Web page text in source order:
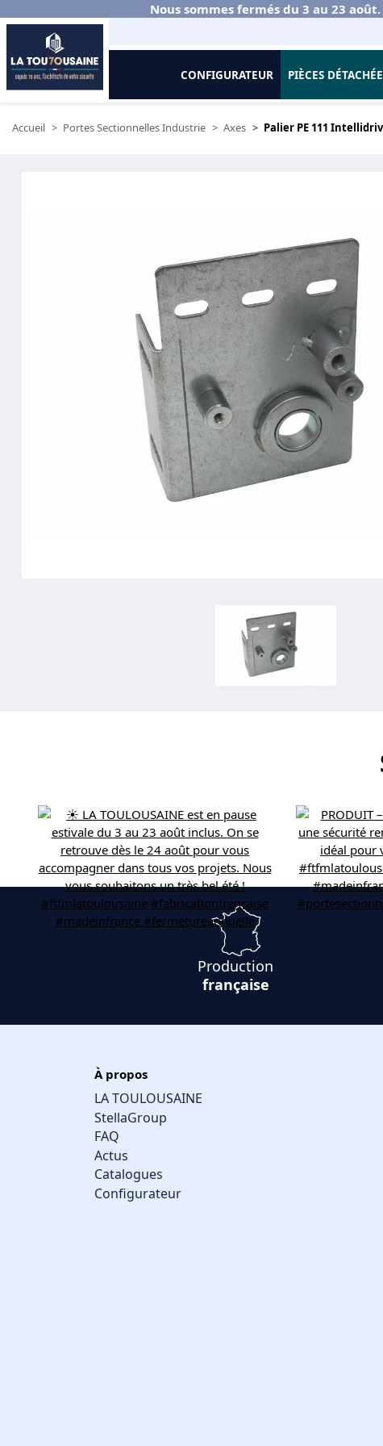
Nous sommes fermés du 3 au 23
CONFIGURATEUR PIÈCES
Accueil Portes Sectionnelles Industrie Axes Palier PE 111
Production
française
À propos
LA TOULOUSAINE
StellaGroup
FAQ
Actus
Catalogues
Configurateur